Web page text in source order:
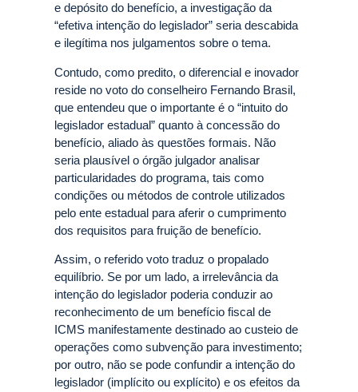
e depósito do benefício, a investigação da
“efetiva intenção do legislador” seria descabida
e ilegítima nos julgamentos sobre o tema.
Contudo, como predito, o diferencial e inovador
reside no voto do conselheiro Fernando Brasil,
que entendeu que o importante é o “intuito do
legislador estadual” quanto à concessão do
benefício, aliado às questões formais. Não
seria plausível o órgão julgador analisar
particularidades do programa, tais como
condições ou métodos de controle utilizados
pelo ente estadual para aferir o cumprimento
dos requisitos para fruição de benefício.
Assim, o referido voto traduz o propalado
equilíbrio. Se por um lado, a irrelevância da
intenção do legislador poderia conduzir ao
reconhecimento de um benefício fiscal de
ICMS manifestamente destinado ao custeio de
operações como subvenção para investimento;
por outro, não se pode confundir a intenção do
legislador (implícito ou explícito) e os efeitos da